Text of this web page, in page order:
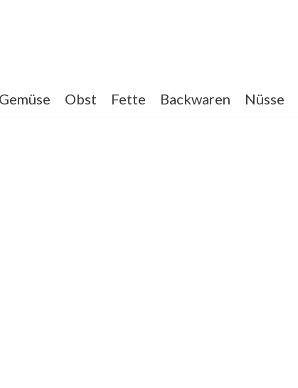
Gemüse Obst Fette Backwaren Nüsse